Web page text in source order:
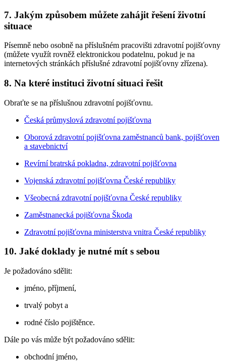
7. Jakým způsobem můžete zahájit řešení životní
situace
Písemně nebo osobně na příslušném pracovišti zdravotní pojišťovny
(můžete využít rovněž elektronickou podatelnu, pokud je na
internetových stránkách příslušné zdravotní pojišťovny zřízena).
8. Na které instituci životní situaci řešit
Obraťte se na příslušnou zdravotní pojišťovnu.
Česká průmyslová zdravotní pojišťovna
Oborová zdravotní pojišťovna zaměstnanců bank, pojišťoven
a stavebnictví
Revírní bratrská pokladna, zdravotní pojišťovna
Vojenská zdravotní pojišťovna České republiky
Všeobecná zdravotní pojišťovna České republiky
Zaměstnanecká pojišťovna Škoda
Zdravotní pojišťovna ministerstva vnitra České republiky
10. Jaké doklady je nutné mít s sebou
Je požadováno sdělit:
jméno, příjmení,
trvalý pobyt a
rodné číslo pojištěnce.
Dále po vás může být požadováno sdělit:
obchodní jméno,